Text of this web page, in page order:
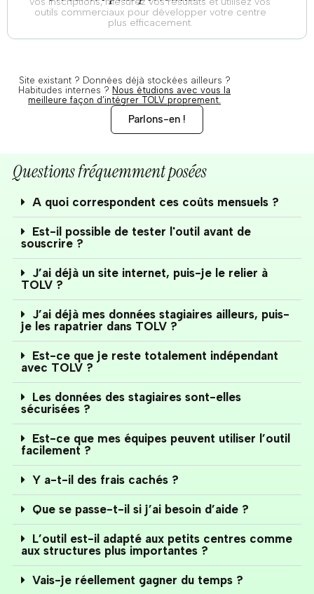
outils commerciaux pour développer votre centre
plus efficacement.
Site existant ? Données déjà stockées ailleurs ?
Habitudes internes ? Nous étudions avec vous la
meilleure façon d’intégrer TOLV proprement.
Parlons-en !
Questions fréquemment posées
A quoi correspondent ces coûts mensuels ?
Est-il possible de tester l'outil avant de
souscrire ?
J’ai déjà un site internet, puis-je le relier à
TOLV ?
J’ai déjà mes données stagiaires ailleurs, puis-
je les rapatrier dans TOLV ?
Est-ce que je reste totalement indépendant
avec TOLV ?
Les données des stagiaires sont-elles
sécurisées ?
Est-ce que mes équipes peuvent utiliser l’outil
facilement ?
Y a-t-il des frais cachés ?
Que se passe-t-il si j’ai besoin d’aide ?
L’outil est-il adapté aux petits centres comme
aux structures plus importantes ?
Vais-je réellement gagner du temps ?